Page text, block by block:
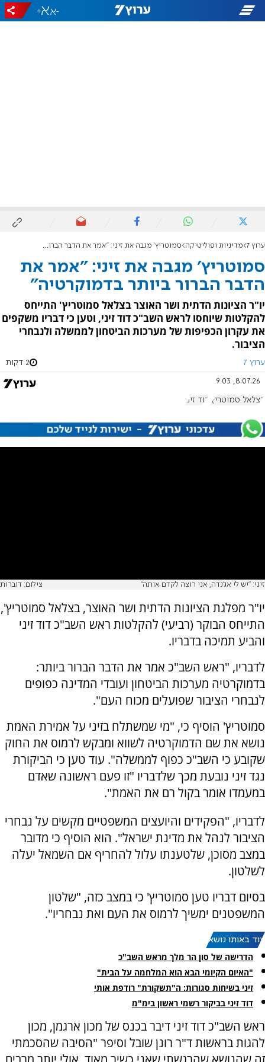
-
+
ערוץ 7 מדיניות ופוליטיקה סמוטריץ' מגבה את זיני: "אמר את הדבר הברור ביותר בדמוקרטיה"
סמוטריץ' מגבה את זיני: "אמר את
הדבר הברור ביותר בדמוקרטיה"
יו"ר הציונות הדתית ושר האוצר בצלאל סמוטריץ' התייחס
להקלטות שיוחסו לראש השב"כ דוד זיני, וטען כי דבריו משקפים
את עקרון הכפיפות של מערכות הביטחון לממשלה ולנבחרי
הציבור.
ערוץ 7 2 דקות
8.07.26, 9:03
בצלאל סמוטריץ' דוד זיני
זיני: ״יש לי אג׳נדה, אני רוצה לקדם אותה" צילום: דוברות
יו"ר מפלגת הציונות הדתית ושר האוצר, בצלאל סמוטריץ',
התייחס הבוקר (רביעי) להקלטות ראש השב"כ דוד זיני
והביע תמיכה בדבריו.
לדבריו, "ראש השב"כ אמר את הדבר הברור ביותר:
בדמוקרטיה מערכות הביטחון ועובדי המדינה כפופים
לנבחרי הציבור שפועלים מכוח העם".
סמוטריץ' הוסיף כי, "מי שמשתלח בזיני על אמירת האמת
נושא את שם הדמוקרטיה לשווא ומבקש לרמוס את החוק
שקובע כי השב"כ כפוף לממשלה". עוד טען כי הביקורת
נגד זיני נובעת מכך שלדבריו "זו פעם ראשונה שאדם
במעמדו אומר בקול רם את האמת".
לדבריו, "הפקידים והיועצים המשפטיים מקשים על נבחרי
הציבור לנהל את מדינת ישראל". הוא הוסיף כי מדובר
במצב מסוכן, שלטענתו עלול להחריף אם השמאל יעלה
לשלטון.
בסיום דבריו טען סמוטריץ' כי במצב כזה, "שלטון
המשפטנים ימשיך לרמוס את העם ואת נבחריו".
עוד באותו נושא:
הדרישה של סון הר מלך מראש השב"כ
"האיום הקיומי הבא הוא המלחמה על הבית"
זיני בשיחות סגורות: ה"תשקורת" רודפת אותי
דוד זיני בביקור רשמי ראשון בימ"מ
ראש השב"כ דוד זיני דיבר בכנס של מכון ארגמן, מכון
להגות בראשות ד"ר רונן שובל וסיפר "הסיבה שהסכמתי